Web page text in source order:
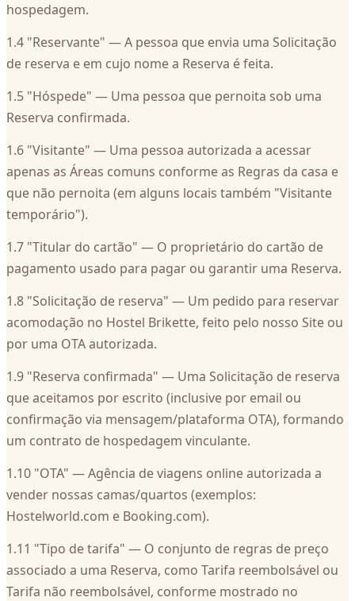
hospedagem.
1.4 "Reservante" — A pessoa que envia uma Solicitação
de reserva e em cujo nome a Reserva é feita.
1.5 "Hóspede" — Uma pessoa que pernoita sob uma
Reserva confirmada.
1.6 "Visitante" — Uma pessoa autorizada a acessar
apenas as Áreas comuns conforme as Regras da casa e
que não pernoita (em alguns locais também "Visitante
temporário").
1.7 "Titular do cartão" — O proprietário do cartão de
pagamento usado para pagar ou garantir uma Reserva.
1.8 "Solicitação de reserva" — Um pedido para reservar
acomodação no Hostel Brikette, feito pelo nosso Site ou
por uma OTA autorizada.
1.9 "Reserva confirmada" — Uma Solicitação de reserva
que aceitamos por escrito (inclusive por email ou
confirmação via mensagem/plataforma OTA), formando
um contrato de hospedagem vinculante.
1.10 "OTA" — Agência de viagens online autorizada a
vender nossas camas/quartos (exemplos:
Hostelworld.com e Booking.com).
1.11 "Tipo de tarifa" — O conjunto de regras de preço
associado a uma Reserva, como Tarifa reembolsável ou
Tarifa não reembolsável, conforme mostrado no